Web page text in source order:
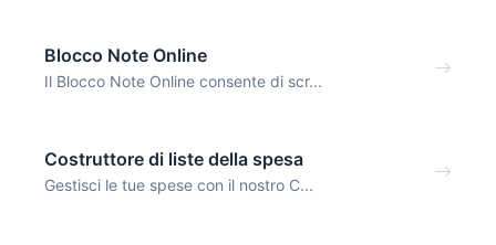
Blocco Note Online
Il Blocco Note Online consente di scr...
Costruttore di liste della spesa
Gestisci le tue spese con il nostro C...